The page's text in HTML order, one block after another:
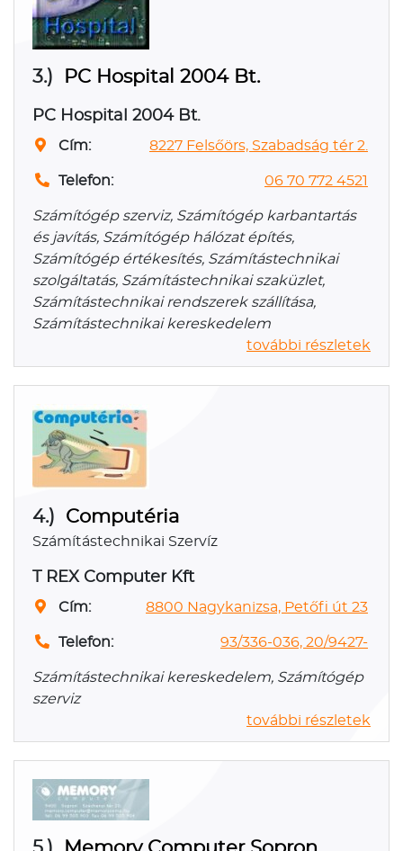
3.) PC Hospital 2004 Bt.
PC Hospital 2004 Bt.
Cím: 8227 Felsőörs, Szabadság tér 2.
Telefon: 06 70 772 4521
Számítógép szerviz, Számítógép karbantartás
és javítás, Számítógép hálózat építés,
Számítógép értékesítés, Számítástechnikai
szolgáltatás, Számítástechnikai szaküzlet,
Számítástechnikai rendszerek szállítása,
Számítástechnikai kereskedelem
további részletek
4.) Computéria
Számítástechnikai Szervíz
T REX Computer Kft
Cím: 8800 Nagykanizsa, Petőfi út 23
Telefon: 93/336-036, 20/9427-
Számítástechnikai kereskedelem, Számítógép
szerviz
további részletek